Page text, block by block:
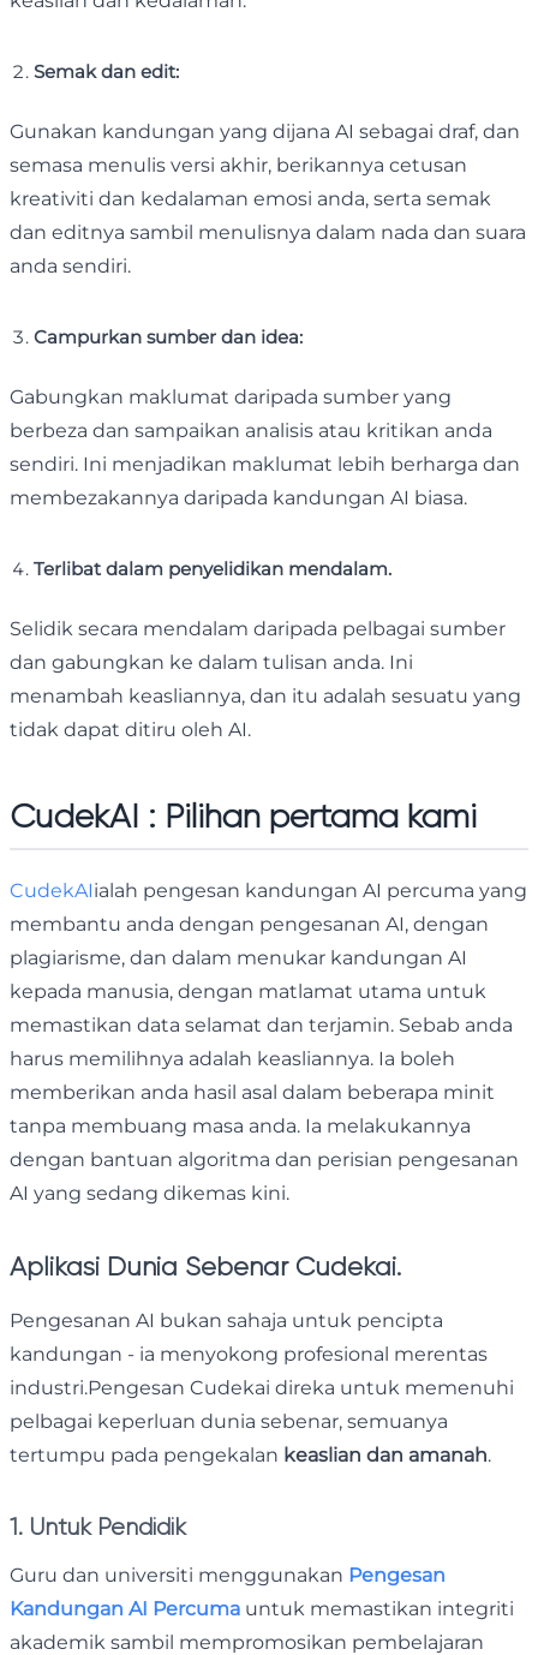
Semak dan edit:
Gunakan kandungan yang dijana AI sebagai draf, dan
semasa menulis versi akhir, berikannya cetusan
kreativiti dan kedalaman emosi anda, serta semak
dan editnya sambil menulisnya dalam nada dan suara
anda sendiri.
Campurkan sumber dan idea:
Gabungkan maklumat daripada sumber yang
berbeza dan sampaikan analisis atau kritikan anda
sendiri. Ini menjadikan maklumat lebih berharga dan
membezakannya daripada kandungan AI biasa.
Terlibat dalam penyelidikan mendalam.
Selidik secara mendalam daripada pelbagai sumber
dan gabungkan ke dalam tulisan anda. Ini
menambah keasliannya, dan itu adalah sesuatu yang
tidak dapat ditiru oleh AI.
CudekAI : Pilihan pertama kami
CudekAIialah pengesan kandungan AI percuma yang
membantu anda dengan pengesanan AI, dengan
plagiarisme, dan dalam menukar kandungan AI
kepada manusia, dengan matlamat utama untuk
memastikan data selamat dan terjamin. Sebab anda
harus memilihnya adalah keasliannya. Ia boleh
memberikan anda hasil asal dalam beberapa minit
tanpa membuang masa anda. Ia melakukannya
dengan bantuan algoritma dan perisian pengesanan
AI yang sedang dikemas kini.
Aplikasi Dunia Sebenar Cudekai.
Pengesanan AI bukan sahaja untuk pencipta
kandungan - ia menyokong profesional merentas
industri.Pengesan Cudekai direka untuk memenuhi
pelbagai keperluan dunia sebenar, semuanya
tertumpu pada pengekalan keaslian dan amanah.
1. Untuk Pendidik
Guru dan universiti menggunakan Pengesan
Kandungan AI Percuma untuk memastikan integriti
akademik sambil mempromosikan pembelajaran